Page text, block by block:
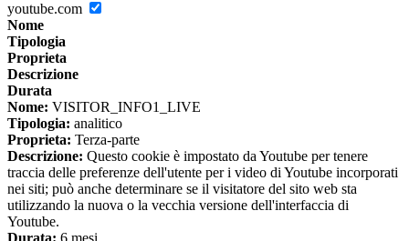
youtube.com
Nome
Tipologia
Proprieta
Descrizione
Durata
Nome: VISITOR_INFO1_LIVE
Tipologia: analitico
Proprieta: Terza-parte
Descrizione: Questo cookie è impostato da Youtube per tenere
traccia delle preferenze dell'utente per i video di Youtube incorporati
nei siti; può anche determinare se il visitatore del sito web sta
utilizzando la nuova o la vecchia versione dell'interfaccia di
Youtube.
Durata: 6 mesi